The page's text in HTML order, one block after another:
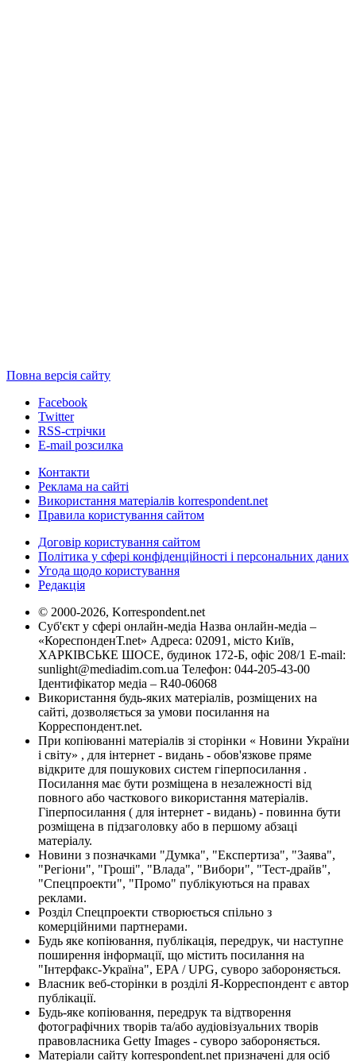
Повна версія сайту
Facebook
Twitter
RSS-стрічки
E-mail розсилка
Контакти
Реклама на сайті
Використання матеріалів korrespondent.net
Правила користування сайтом
Договір користування сайтом
Політика у сфері конфіденційності і персональних даних
Угода щодо користування
Редакція
© 2000-2026, Korrespondent.net
Суб'єкт у сфері онлайн-медіа Назва онлайн-медіа –
«КореспонденТ.net» Адреса: 02091, місто Київ,
ХАРКІВСЬКЕ ШОСЕ, будинок 172-Б, офіс 208/1 E-mail:
sunlight@mediadim.com.ua Телефон: 044-205-43-00
Ідентифікатор медіа – R40-06068
Використання будь-яких матеріалів, розміщених на
сайті, дозволяється за умови посилання на
Корреспондент.net.
При копіюванні матеріалів зі сторінки « Новини України
і світу» , для інтернет - видань - обов'язкове пряме
відкрите для пошукових систем гіперпосилання .
Посилання має бути розміщена в незалежності від
повного або часткового використання матеріалів.
Гіперпосилання ( для інтернет - видань) - повинна бути
розміщена в підзаголовку або в першому абзаці
матеріалу.
Новини з позначками "Думка", "Експертиза", "Заява",
"Регіони", "Гроші", "Влада", "Вибори", "Тест-драйв",
"Спецпроекти", "Промо" публікуються на правах
реклами.
Розділ Спецпроекти створюється спільно з
комерційними партнерами.
Будь яке копіювання, публікація, передрук, чи наступне
поширення інформації, що містить посилання на
"Інтерфакс-Україна", EPA / UPG, суворо забороняється.
Власник веб-сторінки в розділі Я-Корреспондент є автор
публікації.
Будь-яке копіювання, передрук та відтворення
фотографічних творів та/або аудіовізуальних творів
правовласника Getty Images - суворо забороняється.
Матеріали сайту korrespondent.net призначені для осіб